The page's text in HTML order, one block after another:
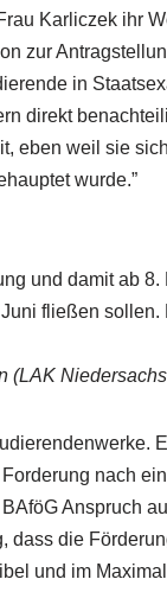
Karliczek ihr
zur
in
direkt
eben weil sie
wurde.”
und damit ab
fließen
(LAK
nach
Anspruch
dass die
und im